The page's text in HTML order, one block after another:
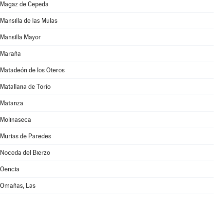
Magaz de Cepeda
Mansilla de las Mulas
Mansilla Mayor
Maraña
Matadeón de los Oteros
Matallana de Torío
Matanza
Molinaseca
Murias de Paredes
Noceda del Bierzo
Oencia
Omañas, Las